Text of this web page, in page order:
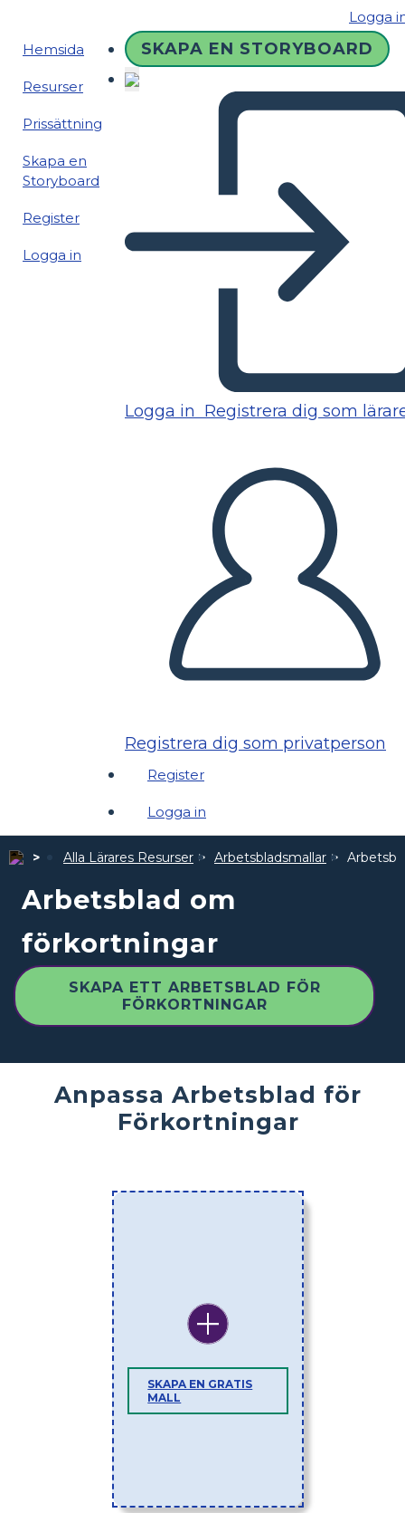
Logga
Hemsida
Resurser
Prissättning
Skapa en
Storyboard
Register
Logga in
SKAPA EN STORYBOARD
Logga in Registrera dig som
Registrera dig som privatperson
Register
Logga in
Alla Lärares Resurser Arbetsbladsmallar
Arbetsblad om
förkortningar
SKAPA ETT ARBETSBLAD FÖR
FÖRKORTNINGAR
Anpassa Arbetsblad för
Förkortningar
SKAPA EN GRATIS
MALL